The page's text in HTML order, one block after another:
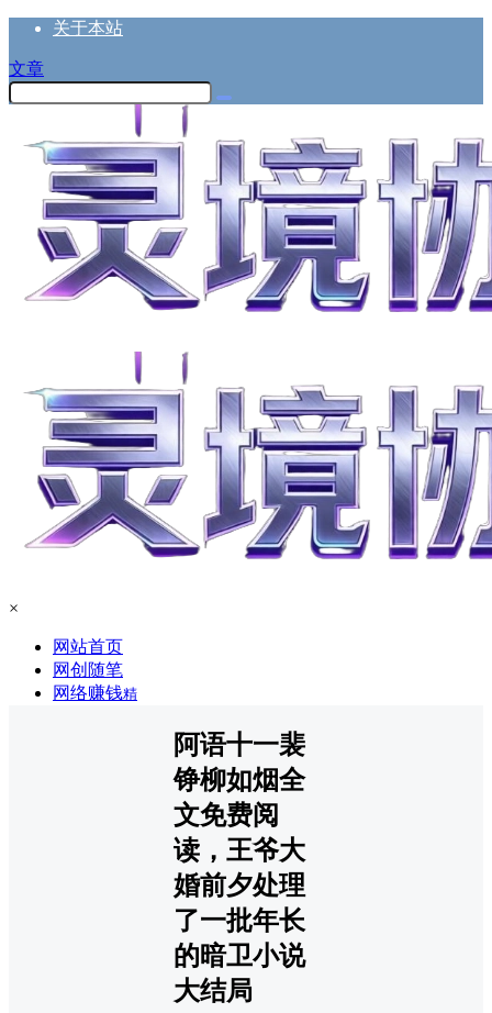
关于本站
文章
×
网站首页
网创随笔
网络赚钱精
阿语十一裴
铮柳如烟全
文免费阅
读，王爷大
婚前夕处理
了一批年长
的暗卫小说
大结局